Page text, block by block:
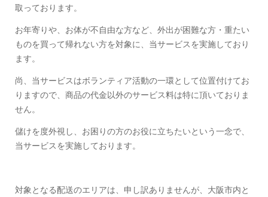
取っております。
お年寄りや、お体が不自由な方など、外出が困難な方・重たい
ものを買って帰れない方を対象に、当サービスを実施しており
ます。
尚、当サービスはボランティア活動の一環として位置付けてお
りますので、商品の代金以外のサービス料は特に頂いておりま
せん。
儲けを度外視し、お困りの方のお役に立ちたいという一念で、
当サービスを実施しております。
対象となる配送のエリアは、申し訳ありませんが、大阪市内と